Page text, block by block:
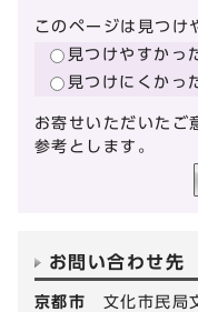
このページは見つけ
見つけやすかっ
見つけにくかっ
お寄せいただいたご
参考とします。
お問い合わせ先
京都市 文化市民局